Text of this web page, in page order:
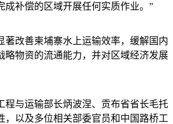
成补偿的区域开展任何实质作业。”
著改善柬埔寨水上运输效率，缓解国内
略物资的流通能力，并对区域经济发展
程与运输部长炳波涅、贡布省省长毛托
，以及多位相关部委官员和中国路桥工